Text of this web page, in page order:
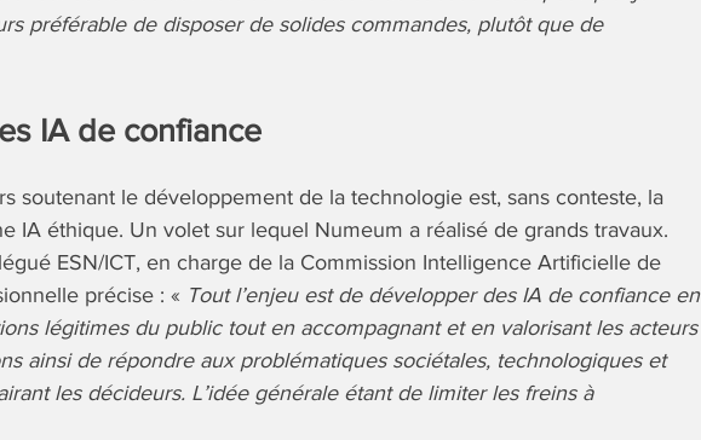
préférable de disposer de solides commandes, plutôt que de
IA de confiance
soutenant le développement de la technologie est, sans conteste, la
IA éthique. Un volet sur lequel Numeum a réalisé de grands travaux.
ESN/ICT, en charge de la Commission Intelligence Artificielle de
précise : « Tout l’enjeu est de développer des IA de confiance en
légitimes du public tout en accompagnant et en valorisant les acteurs
ainsi de répondre aux problématiques sociétales, technologiques et
les décideurs. L’idée générale étant de limiter les freins à